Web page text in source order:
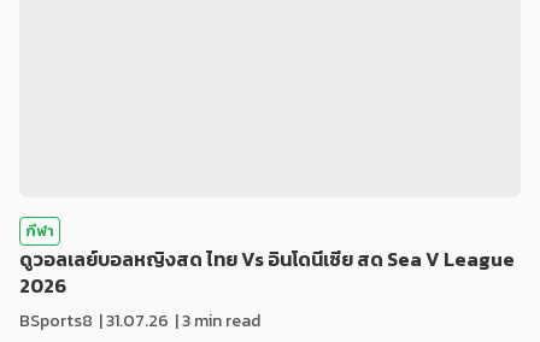
กีฬา
ดูวอลเลย์บอลหญิงสด ไทย Vs อินโดนีเซีย สด Sea V League
2026
BSports8 |31.07.26 | 3 min read